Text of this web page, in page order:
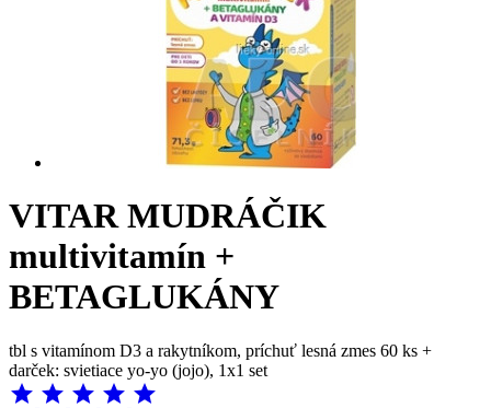
VITAR MUDRÁČIK
multivitamín +
BETAGLUKÁNY
tbl s vitamínom D3 a rakytníkom, príchuť lesná zmes 60 ks +
darček: svietiace yo-yo (jojo), 1x1 set
star star star star star